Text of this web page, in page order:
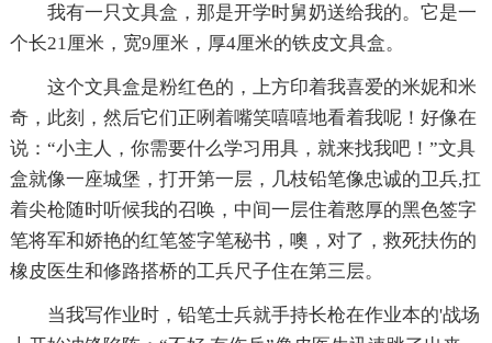
我有一只文具盒，那是开学时舅奶送给我的。它是一
个长21厘米，宽9厘米，厚4厘米的铁皮文具盒。
这个文具盒是粉红色的，上方印着我喜爱的米妮和米
奇，此刻，然后它们正咧着嘴笑嘻嘻地看着我呢！好像在
说：“小主人，你需要什么学习用具，就来找我吧！”文具
盒就像一座城堡，打开第一层，几枝铅笔像忠诚的卫兵,扛
着尖枪随时听候我的召唤，中间一层住着憨厚的黑色签字
笔将军和娇艳的红笔签字笔秘书，噢，对了，救死扶伤的
橡皮医生和修路搭桥的工兵尺子住在第三层。
当我写作业时，铅笔士兵就手持长枪在作业本的'战场